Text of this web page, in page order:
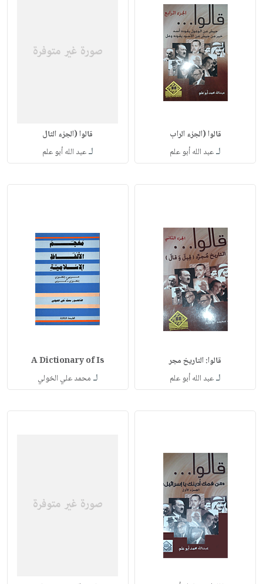
قالوا (الجزء الراب
لـعبد الله أبو علم
قالوا (الجزء الثال
لـعبد الله أبو علم
قالوا: التاريخ مجر
لـعبد الله أبو علم
A Dictionary of Is
لـ محمد علي الخولي